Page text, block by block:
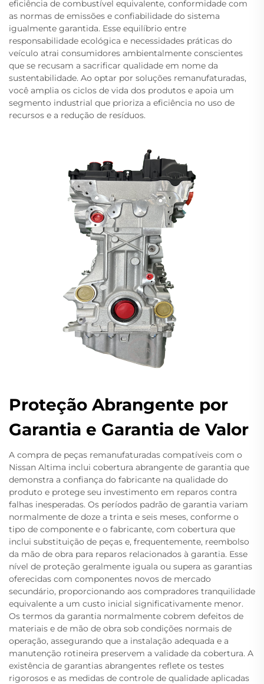
eficiência de combustível equivalente, conformidade com
as normas de emissões e confiabilidade do sistema
igualmente garantida. Esse equilíbrio entre
responsabilidade ecológica e necessidades práticas do
veículo atrai consumidores ambientalmente conscientes
que se recusam a sacrificar qualidade em nome da
sustentabilidade. Ao optar por soluções remanufaturadas,
você amplia os ciclos de vida dos produtos e apoia um
segmento industrial que prioriza a eficiência no uso de
recursos e a redução de resíduos.
Proteção Abrangente por
Garantia e Garantia de Valor
A compra de peças remanufaturadas compatíveis com o
Nissan Altima inclui cobertura abrangente de garantia que
demonstra a confiança do fabricante na qualidade do
produto e protege seu investimento em reparos contra
falhas inesperadas. Os períodos padrão de garantia variam
normalmente de doze a trinta e seis meses, conforme o
tipo de componente e o fabricante, com cobertura que
inclui substituição de peças e, frequentemente, reembolso
da mão de obra para reparos relacionados à garantia. Esse
nível de proteção geralmente iguala ou supera as garantias
oferecidas com componentes novos de mercado
secundário, proporcionando aos compradores tranquilidade
equivalente a um custo inicial significativamente menor.
Os termos da garantia normalmente cobrem defeitos de
materiais e de mão de obra sob condições normais de
operação, assegurando que a instalação adequada e a
manutenção rotineira preservem a validade da cobertura. A
existência de garantias abrangentes reflete os testes
rigorosos e as medidas de controle de qualidade aplicadas